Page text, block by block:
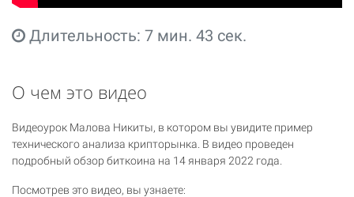
Длительность: 7 мин. 43 сек.
О чем это видео
Видеоурок Малова Никиты, в котором вы увидите пример
технического анализа крипторынка. В видео проведен
подробный обзор биткоина на 14 января 2022 года.
Посмотрев это видео, вы узнаете: